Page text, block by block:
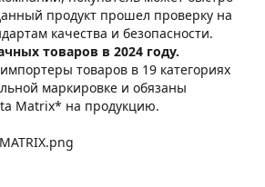
продукт прошел проверку на
качества и безопасности.
товаров в 2024 году.
товаров в 19 категориях
маркировке и обязаны
Matrix* на продукцию.